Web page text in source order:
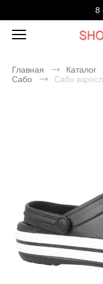
8
Главная Каталог
Сабо
Сабо